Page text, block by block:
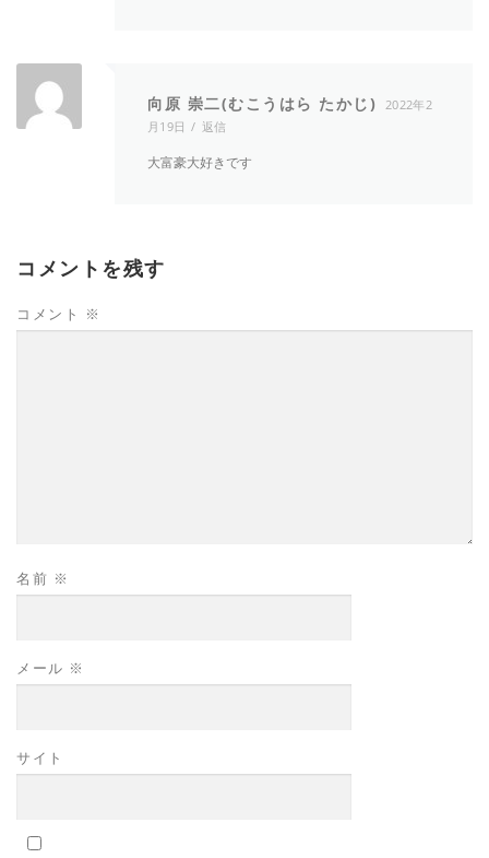
向原 崇二(むこうはら たかじ)
2022年2
月19日
返信
大富豪大好きです
コメントを残す
コメント ※
名前 ※
メール ※
サイト